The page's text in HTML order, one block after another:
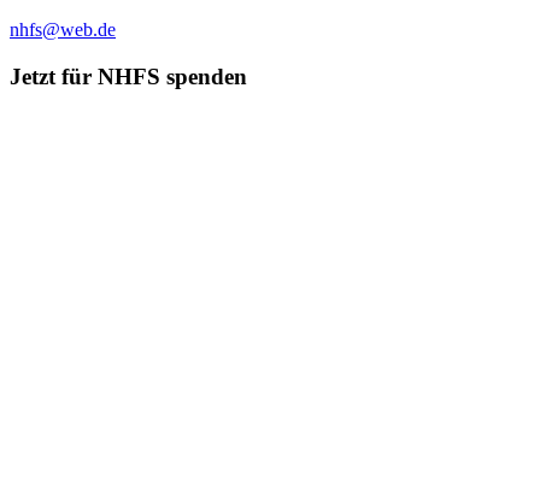
nhfs@web.de
Jetzt für NHFS spenden